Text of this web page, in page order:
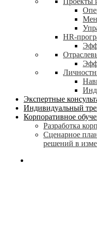
HR-
Экспертные
Индивидуальный
Корпоративное
Разработка
Сценарное
решений в